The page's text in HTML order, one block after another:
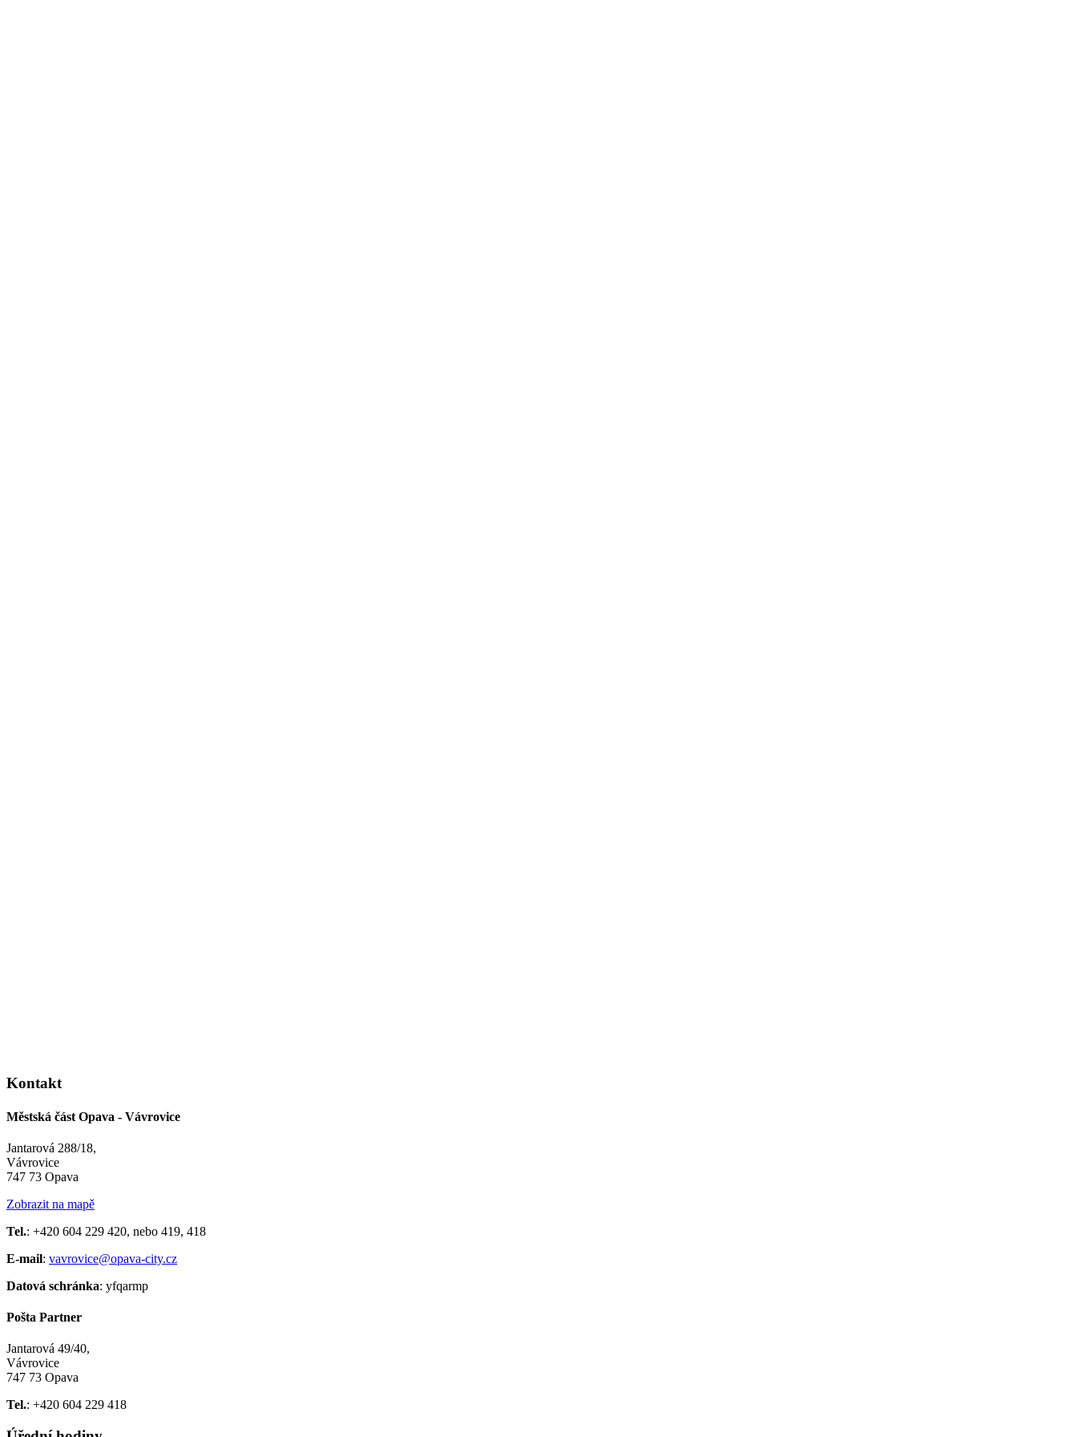
Kontakt
Městská část Opava - Vávrovice
Jantarová 288/18,
Vávrovice
747 73 Opava
Zobrazit na mapě
Tel.: +420 604 229 420, nebo 419, 418
E-mail: vavrovice@opava-city.cz
Datová schránka: yfqarmp
Pošta Partner
Jantarová 49/40,
Vávrovice
747 73 Opava
Tel.: +420 604 229 418